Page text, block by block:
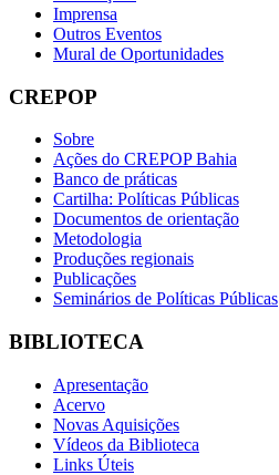
Imprensa
Outros Eventos
Mural de Oportunidades
CREPOP
Sobre
Ações do CREPOP Bahia
Banco de práticas
Cartilha: Políticas Públicas
Documentos de orientação
Metodologia
Produções regionais
Publicações
Seminários de Políticas Públicas
BIBLIOTECA
Apresentação
Acervo
Novas Aquisições
Vídeos da Biblioteca
Links Úteis